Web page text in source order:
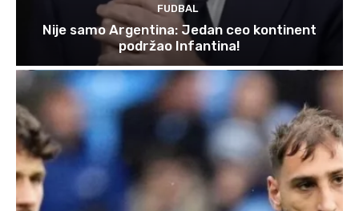
FUDBAL
Nije samo Argentina: Jedan ceo kontinent
podržao Infantina!